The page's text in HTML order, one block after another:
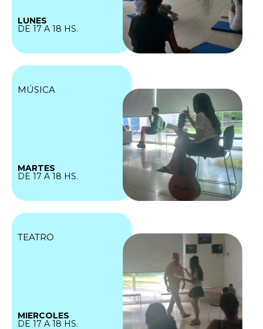
LUNES
DE 17 A 18 HS.
MÚSICA
MARTES
DE 17 A 18 HS.
TEATRO
MIERCOLES
DE 17 A 18 HS.